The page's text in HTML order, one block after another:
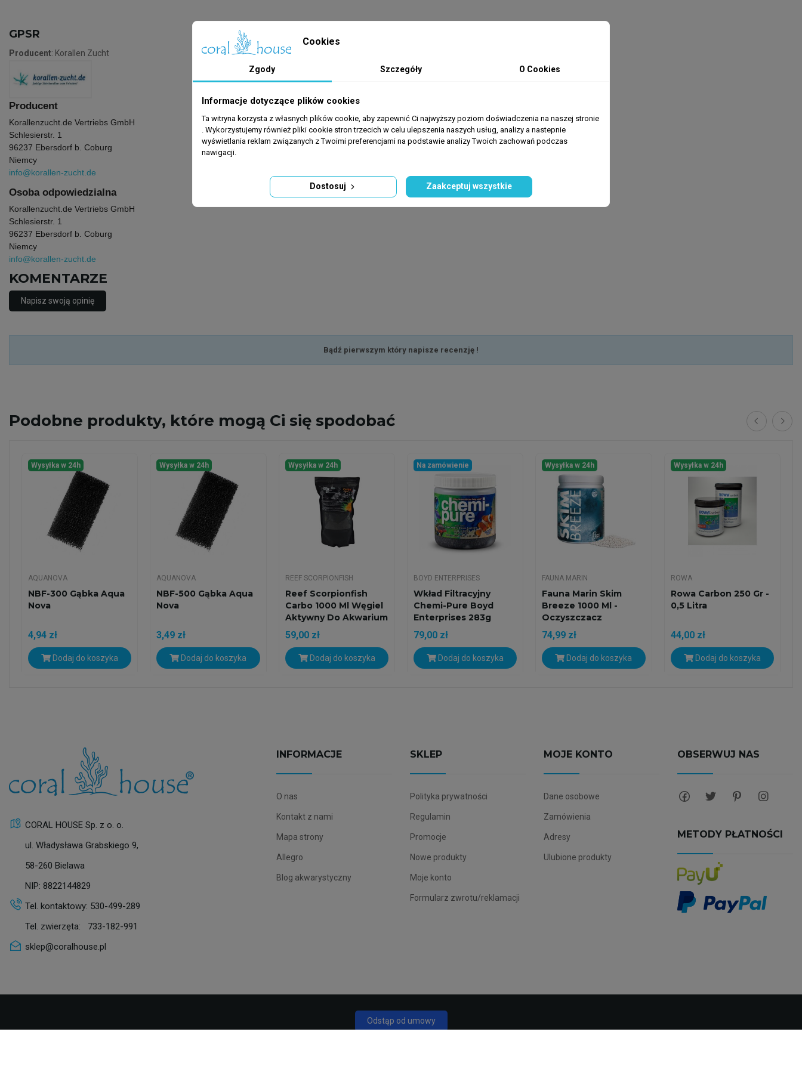
GPSR
Producent: Korallen Zucht
Producent
Korallenzucht.de Vertriebs GmbH
Schlesierstr. 1
96237 Ebersdorf b. Coburg
Niemcy
info@korallen-zucht.de
Osoba odpowiedzialna
Korallenzucht.de Vertriebs GmbH
Schlesierstr. 1
96237 Ebersdorf b. Coburg
Niemcy
info@korallen-zucht.de
KOMENTARZE
Napisz swoją opinię
Bądź pierwszym który napisze recenzję !
Podobne produkty, które mogą Ci się spodobać
Wysyłka w 24h
AQUANOVA
NBF-300 Gąbka Aqua
Nova
4,94 zł
Dodaj do koszyka
Wysyłka w 24h
AQUANOVA
NBF-500 Gąbka Aqua
Nova
3,49 zł
Dodaj do koszyka
Wysyłka w 24h
REEF SCORPIONFISH
Reef Scorpionfish
Carbo 1000 Ml Węgiel
Aktywny Do Akwarium
59,00 zł
Dodaj do koszyka
Na zamówienie
BOYD ENTERPRISES
Wkład Filtracyjny
Chemi-Pure Boyd
Enterprises 283g
(10oz)
79,00 zł
Dodaj do koszyka
Wysyłka w 24h
FAUNA MARIN
Fauna Marin Skim
Breeze 1000 Ml -
Oczyszczacz
Powietrza
74,99 zł
Dodaj do koszyka
Wysyłka w 24h
ROWA
Rowa Carbon 250 Gr -
0,5 Litra
44,00 zł
Dodaj do koszyka
CORAL HOUSE Sp. z o. o.
ul. Władysława Grabskiego 9,
58-260 Bielawa
NIP: 8822144829
Tel. kontaktowy: 530-499-289
Tel. zwierzęta: 733-182-991
sklep@coralhouse.pl
INFORMACJE
O nas
Kontakt z nami
Mapa strony
Allegro
Blog akwarystyczny
SKLEP
Polityka prywatności
Regulamin
Promocje
Nowe produkty
Moje konto
Formularz zwrotu/reklamacji
MOJE KONTO
Dane osobowe
Zamówienia
Adresy
Ulubione produkty
OBSERWUJ NAS
METODY PŁATNOŚCI
Cookies
Zgody Szczegóły O Cookies
Informacje dotyczące plików cookies
Ta witryna korzysta z własnych plików cookie, aby zapewnić Ci najwyższy poziom doświadczenia na naszej stronie
. Wykorzystujemy również pliki cookie stron trzecich w celu ulepszenia naszych usług, analizy a nastepnie
wyświetlania reklam związanych z Twoimi preferencjami na podstawie analizy Twoich zachowań podczas
nawigacji.
Dostosuj Zaakceptuj wszystkie
Odstąp od umowy